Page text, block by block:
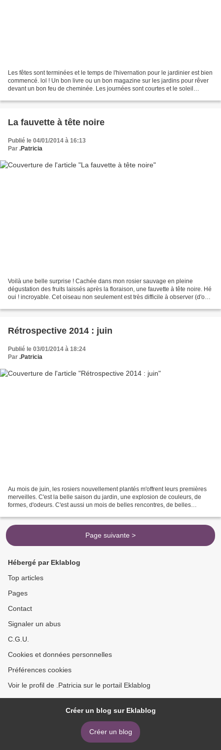
Les fêtes sont terminées et le temps de l'hivernation pour le jardinier est bien
commencé. lol ! Un bon livre ou un bon magazine sur les jardins pour rêver
devant un bon feu de cheminée. Les journées sont courtes et le soleil
La fauvette à tête noire
Publié le 04/01/2014 à 16:13
Par .Patricia
Voilà une belle surprise ! Cachée dans mon rosier sauvage en pleine
dégustation des fruits laissés après la floraison, une fauvette à tête noire. Hé
oui ! incroyable. Cet oiseau non seulement est très difficile à observer (d'où
Rétrospective 2014 : juin
Publié le 03/01/2014 à 18:24
Par .Patricia
Au mois de juin, les rosiers nouvellement plantés m'offrent leurs premières
merveilles. C'est la belle saison du jardin, une explosion de couleurs, de
formes, d'odeurs. C'est aussi un mois de belles rencontres, de belles
Page suivante >
Hébergé par Eklablog
Top articles
Pages
Contact
Signaler un abus
C.G.U.
Cookies et données personnelles
Préférences cookies
Voir le profil de .Patricia sur le portail Eklablog
Créer un blog sur Eklablog
Créer un blog